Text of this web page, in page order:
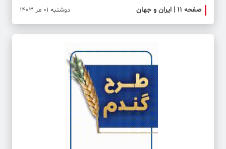
صفحه ۱۱ | ایران و جهان دوشنبه 01 مر 1403